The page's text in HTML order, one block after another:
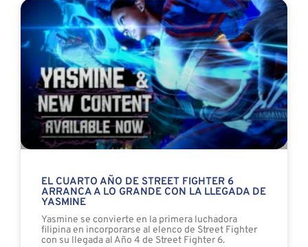
EL CUARTO AÑO DE STREET FIGHTER 6
ARRANCA A LO GRANDE CON LA LLEGADA DE
YASMINE
Yasmine se convierte en la primera luchadora
filipina en incorporarse al elenco de Street Fighter
con su llegada al Año 4 de Street Fighter 6.